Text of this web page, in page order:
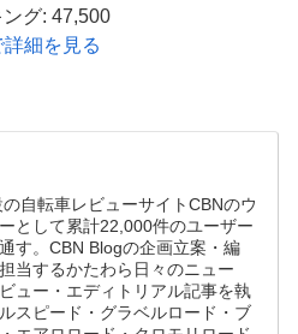
グ: 47,500
細を見る
自転車レビューサイトCBNのウ
として累計22,000件のユーザー
す。CBN Blogの企画立案・編
当するかたわら日々のニュー
ュー・エディトリアル記事を執
スピード・グラベルロード・ブ